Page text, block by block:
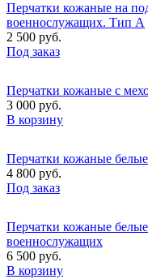
Перчатки кожаные на
военнослужащих. Тип А
2 500 руб.
Под заказ
Перчатки кожаные с
3 000 руб.
В корзину
Перчатки кожаные
4 800 руб.
Под заказ
Перчатки кожаные
военнослужащих
6 500 руб.
В корзину